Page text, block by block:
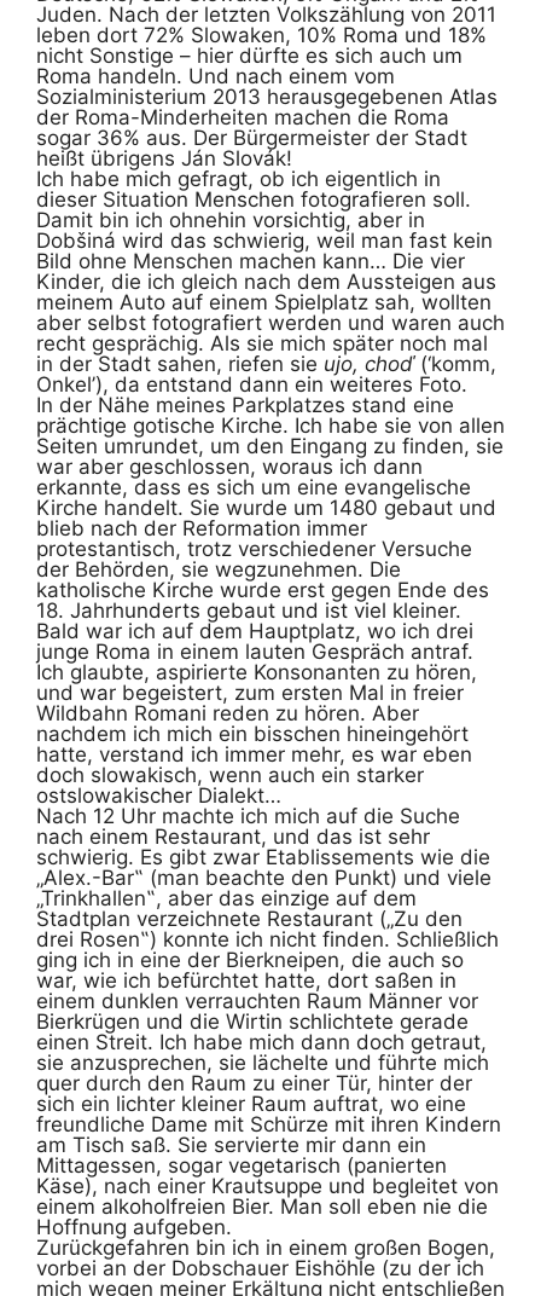
Juden. Nach der letzten Volkszählung von 2011
leben dort 72% Slowaken, 10% Roma und 18%
nicht Sonstige – hier dürfte es sich auch um
Roma handeln. Und nach einem vom
Sozialministerium 2013 herausgegebenen Atlas
der Roma-Minderheiten machen die Roma
sogar 36% aus. Der Bürgermeister der Stadt
heißt übrigens Ján Slovák!
Ich habe mich gefragt, ob ich eigentlich in
dieser Situation Menschen fotografieren soll.
Damit bin ich ohnehin vorsichtig, aber in
Dobšiná wird das schwierig, weil man fast kein
Bild ohne Menschen machen kann… Die vier
Kinder, die ich gleich nach dem Aussteigen aus
meinem Auto auf einem Spielplatz sah, wollten
aber selbst fotografiert werden und waren auch
recht gesprächig. Als sie mich später noch mal
in der Stadt sahen, riefen sie ujo, choď (‘komm,
Onkel’), da entstand dann ein weiteres Foto.
In der Nähe meines Parkplatzes stand eine
prächtige gotische Kirche. Ich habe sie von allen
Seiten umrundet, um den Eingang zu finden, sie
war aber geschlossen, woraus ich dann
erkannte, dass es sich um eine evangelische
Kirche handelt. Sie wurde um 1480 gebaut und
blieb nach der Reformation immer
protestantisch, trotz verschiedener Versuche
der Behörden, sie wegzunehmen. Die
katholische Kirche wurde erst gegen Ende des
18. Jahrhunderts gebaut und ist viel kleiner.
Bald war ich auf dem Hauptplatz, wo ich drei
junge Roma in einem lauten Gespräch antraf.
Ich glaubte, aspirierte Konsonanten zu hören,
und war begeistert, zum ersten Mal in freier
Wildbahn Romani reden zu hören. Aber
nachdem ich mich ein bisschen hineingehört
hatte, verstand ich immer mehr, es war eben
doch slowakisch, wenn auch ein starker
ostslowakischer Dialekt…
Nach 12 Uhr machte ich mich auf die Suche
nach einem Restaurant, und das ist sehr
schwierig. Es gibt zwar Etablissements wie die
„Alex.-Bar‟ (man beachte den Punkt) und viele
„Trinkhallen‟, aber das einzige auf dem
Stadtplan verzeichnete Restaurant („Zu den
drei Rosen‟) konnte ich nicht finden. Schließlich
ging ich in eine der Bierkneipen, die auch so
war, wie ich befürchtet hatte, dort saßen in
einem dunklen verrauchten Raum Männer vor
Bierkrügen und die Wirtin schlichtete gerade
einen Streit. Ich habe mich dann doch getraut,
sie anzusprechen, sie lächelte und führte mich
quer durch den Raum zu einer Tür, hinter der
sich ein lichter kleiner Raum auftrat, wo eine
freundliche Dame mit Schürze mit ihren Kindern
am Tisch saß. Sie servierte mir dann ein
Mittagessen, sogar vegetarisch (panierten
Käse), nach einer Krautsuppe und begleitet von
einem alkoholfreien Bier. Man soll eben nie die
Hoffnung aufgeben.
Zurückgefahren bin ich in einem großen Bogen,
vorbei an der Dobschauer Eishöhle (zu der ich
mich wegen meiner Erkältung nicht entschließen